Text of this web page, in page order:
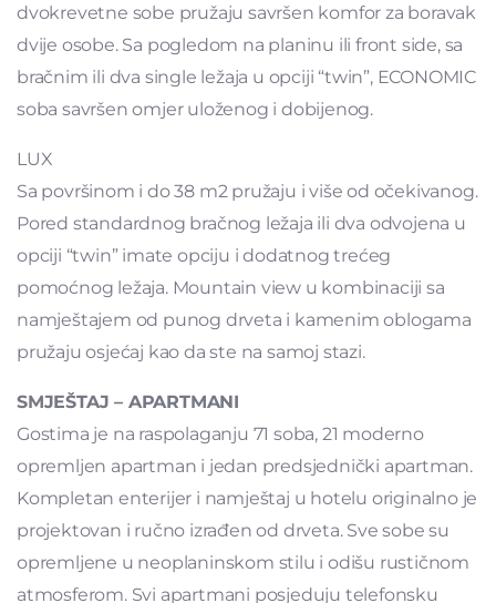
dvokrevetne sobe pružaju savršen komfor za boravak
dvije osobe. Sa pogledom na planinu ili front side, sa
bračnim ili dva single ležaja u opciji “twin”, ECONOMIC
soba savršen omjer uloženog i dobijenog.
LUX
Sa površinom i do 38 m2 pružaju i više od očekivanog.
Pored standardnog bračnog ležaja ili dva odvojena u
opciji “twin” imate opciju i dodatnog trećeg
pomoćnog ležaja. Mountain view u kombinaciji sa
namještajem od punog drveta i kamenim oblogama
pružaju osjećaj kao da ste na samoj stazi.
SMJEŠTAJ – APARTMANI
Gostima je na raspolaganju 71 soba, 21 moderno
opremljen apartman i jedan predsjednički apartman.
Kompletan enterijer i namještaj u hotelu originalno je
projektovan i ručno izrađen od drveta. Sve sobe su
opremljene u neoplaninskom stilu i odišu rustičnom
atmosferom. Svi apartmani posjeduju telefonsku